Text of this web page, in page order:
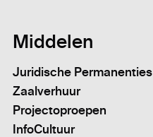
Middelen
Juridische Permanenties
Zaalverhuur
Projectoproepen
InfoCultuur